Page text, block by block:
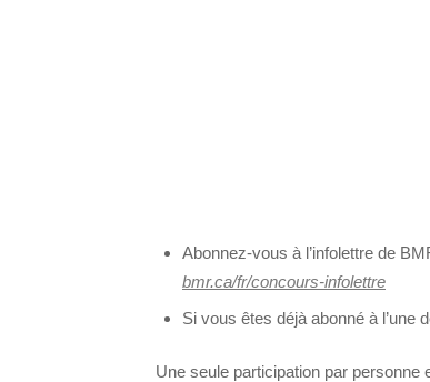
Abonnez-vous à l’infolettre de
bmr.ca/fr/concours-infolettre
Si vous êtes déjà abonné à
Une seule participation par personne